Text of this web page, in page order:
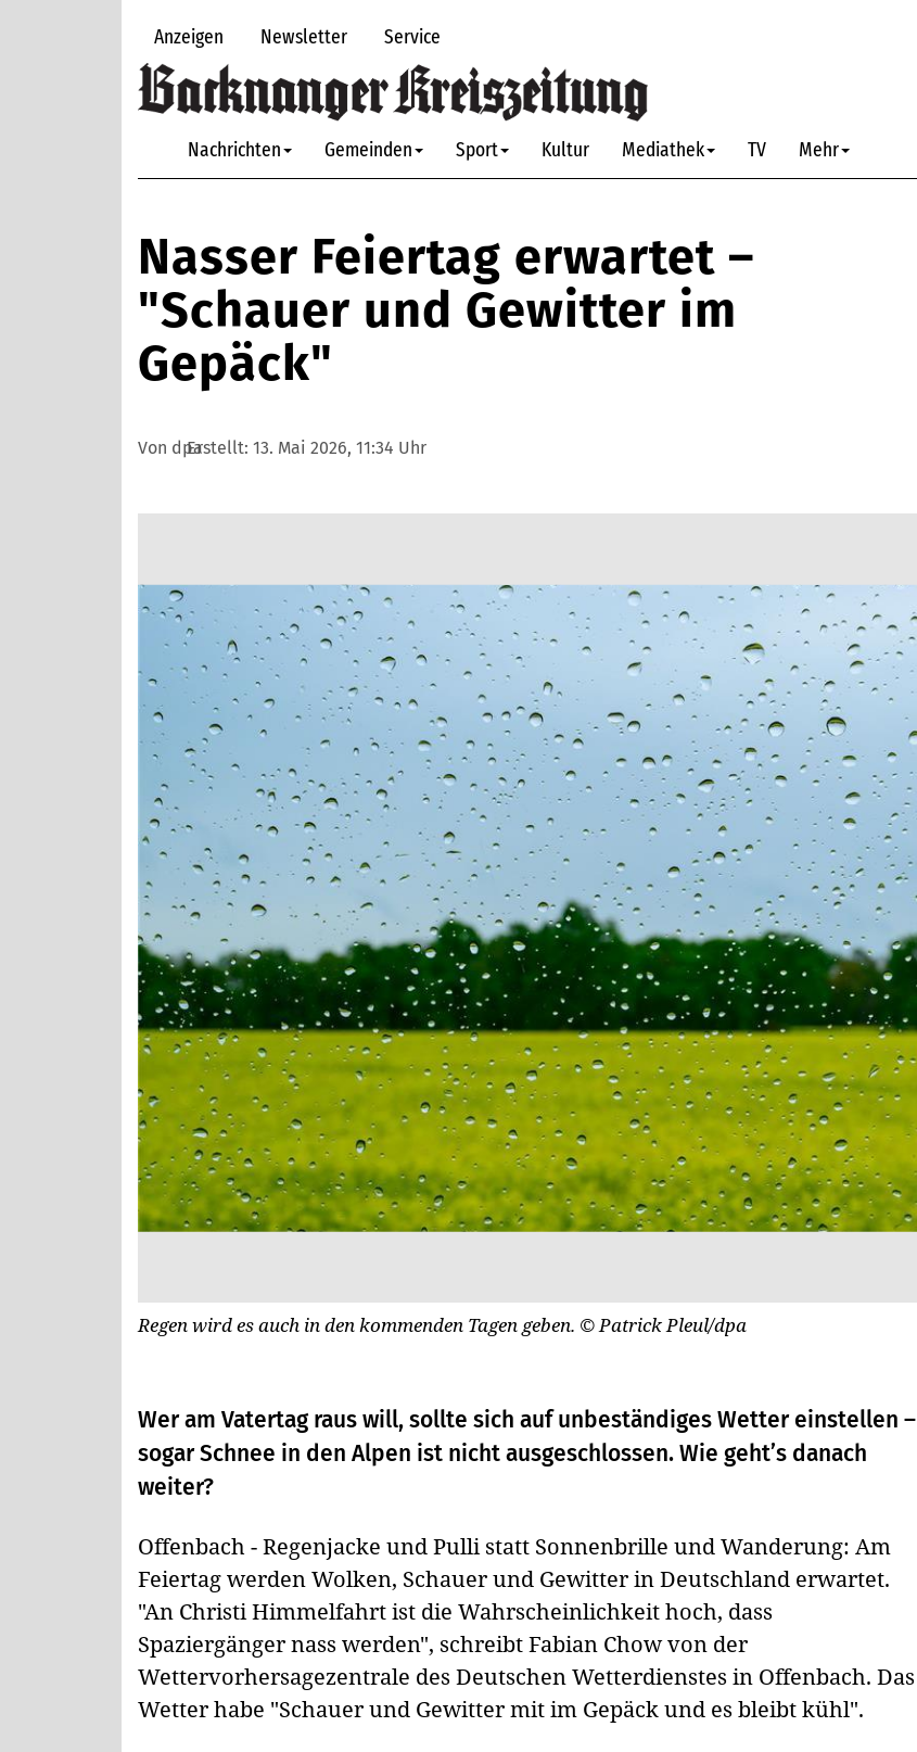
Anzeigen Newsletter Service
Nachrichten Gemeinden Sport Kultur Mediathek TV Mehr
Nasser Feiertag erwartet –
"Schauer und Gewitter im
Gepäck"
Von dpaErstellt: 13. Mai 2026, 11:34 Uhr
Regen wird es auch in den kommenden Tagen geben. © Patrick Pleul/dpa
Wer am Vatertag raus will, sollte sich auf unbeständiges Wetter einstellen –
sogar Schnee in den Alpen ist nicht ausgeschlossen. Wie geht’s danach
weiter?
Offenbach - Regenjacke und Pulli statt Sonnenbrille und Wanderung: Am
Feiertag werden Wolken, Schauer und Gewitter in Deutschland erwartet.
"An Christi Himmelfahrt ist die Wahrscheinlichkeit hoch, dass
Spaziergänger nass werden", schreibt Fabian Chow von der
Wettervorhersagezentrale des Deutschen Wetterdienstes in Offenbach. Das
Wetter habe "Schauer und Gewitter mit im Gepäck und es bleibt kühl".